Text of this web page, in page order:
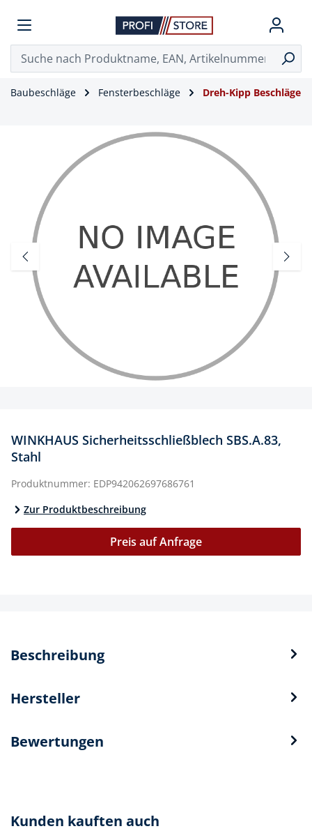
Baubeschläge Fensterbeschläge Dreh-Kipp Beschläge
WINKHAUS Sicherheitsschließblech SBS.A.83,
Stahl
Produktnummer: EDP942062697686761
Zur Produktbeschreibung
Preis auf Anfrage
Beschreibung
Hersteller
Bewertungen
Kunden kauften auch